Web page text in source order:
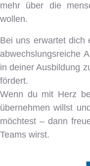
mehr über die
wollen.
Bei uns erwartet dich
abwechslungsreiche
in deiner Ausbildung
fördert.
Wenn du mit Herz
übernehmen willst
möchtest – dann
Teams wirst.